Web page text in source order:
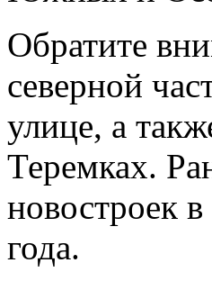
Обратите
северной
улице, а
Теремках.
новостроек
года.